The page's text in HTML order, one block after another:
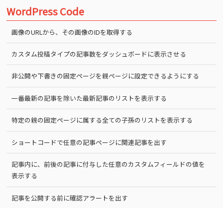
WordPress Code
画像のURLから、その画像のIDを取得する
カスタム投稿タイプの記事数をダッシュボードに表示させる
非公開や下書きの固定ページを親ページに設定できるようにする
一番最新の記事を除いた最新記事のリストを表示する
特定の親の固定ページに属する全ての子孫のリストを表示する
ショートコードで任意の記事ページに関連記事を出す
記事内に、前後の記事に付与した任意のカスタムフィールドの値を
表示する
記事を公開する前に確認アラートを出す